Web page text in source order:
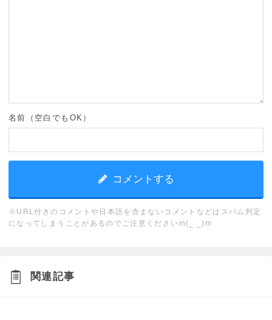
名前（空白でもOK）
※URL付きのコメントや日本語を含まないコメントなどはスパム判定
になってしまうことがあるのでご注意くださいm(_ _)m
関連記事